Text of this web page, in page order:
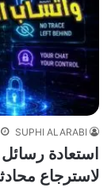
SUPHI ALARABI
استعادة
لاسترجاع